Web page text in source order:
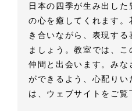
日本の四季が生み出し
の心を癒してくれます。
き合いながら、表現する
ましょう。教室では、
仲間と出会います。み
ができるよう、心配りい
は、ウェブサイトをご覧